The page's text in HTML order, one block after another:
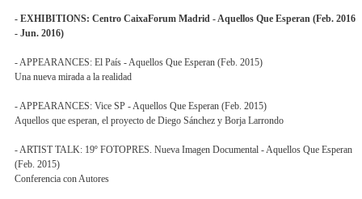
- EXHIBITIONS: Centro CaixaForum Madrid - Aquellos Que Esperan (Feb. 2016
- Jun. 2016)
- APPEARANCES: El País - Aquellos Que Esperan (Feb. 2015)
Una nueva mirada a la realidad
- APPEARANCES: Vice SP - Aquellos Que Esperan (Feb. 2015)
Aquellos que esperan, el proyecto de Diego Sánchez y Borja Larrondo
- ARTIST TALK: 19º FOTOPRES. Nueva Imagen Documental - Aquellos Que Esperan
(Feb. 2015)
Conferencia con Autores